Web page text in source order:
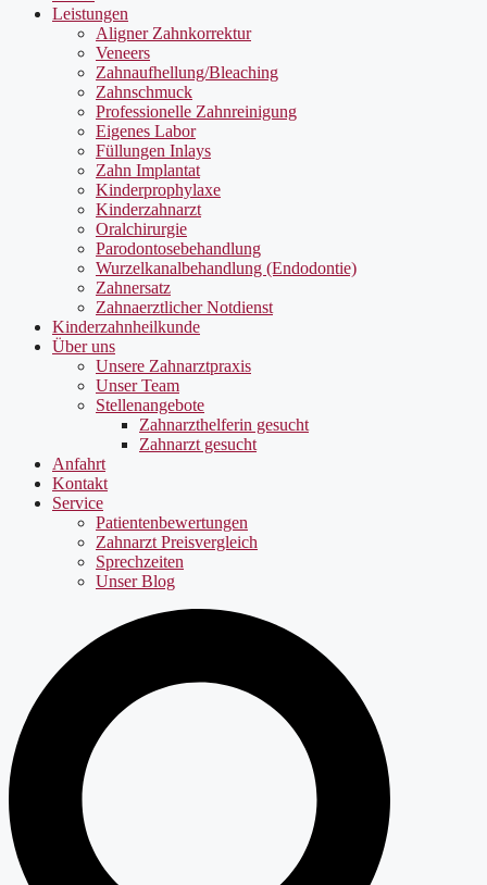
Leistungen
Aligner Zahnkorrektur
Veneers
Zahnaufhellung/Bleaching
Zahnschmuck
Professionelle Zahnreinigung
Eigenes Labor
Füllungen Inlays
Zahn Implantat
Kinderprophylaxe
Kinderzahnarzt
Oralchirurgie
Parodontosebehandlung
Wurzelkanalbehandlung (Endodontie)
Zahnersatz
Zahnaerztlicher Notdienst
Kinderzahnheilkunde
Über uns
Unsere Zahnarztpraxis
Unser Team
Stellenangebote
Zahnarzthelferin gesucht
Zahnarzt gesucht
Anfahrt
Kontakt
Service
Patientenbewertungen
Zahnarzt Preisvergleich
Sprechzeiten
Unser Blog